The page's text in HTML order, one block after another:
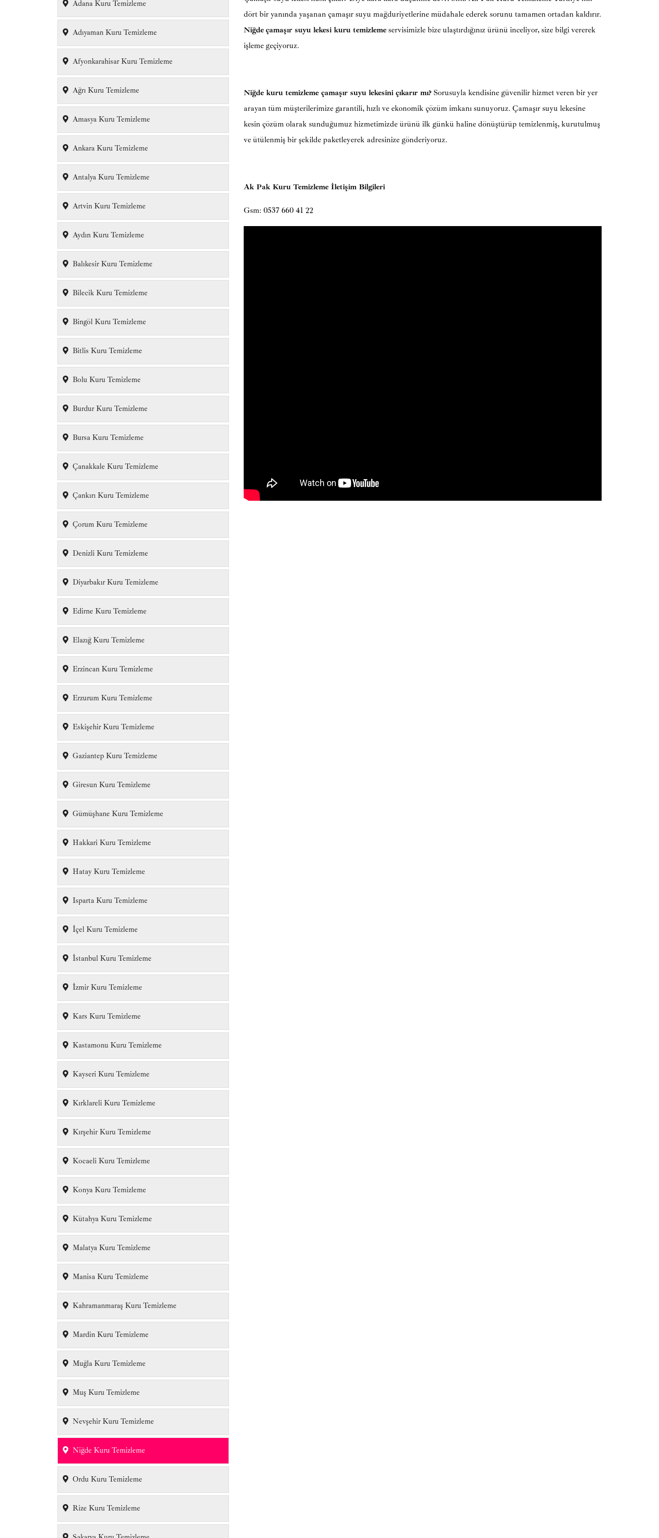
Adana Kuru Temizleme
Adıyaman Kuru Temizleme
Afyonkarahisar Kuru Temizleme
Ağrı Kuru Temizleme
Amasya Kuru Temizleme
Ankara Kuru Temizleme
Antalya Kuru Temizleme
Artvin Kuru Temizleme
Aydın Kuru Temizleme
Balıkesir Kuru Temizleme
Bilecik Kuru Temizleme
Bingöl Kuru Temizleme
Bitlis Kuru Temizleme
Bolu Kuru Temizleme
Burdur Kuru Temizleme
Bursa Kuru Temizleme
Çanakkale Kuru Temizleme
Çankırı Kuru Temizleme
Çorum Kuru Temizleme
Denizli Kuru Temizleme
Diyarbakır Kuru Temizleme
Edirne Kuru Temizleme
Elazığ Kuru Temizleme
Erzincan Kuru Temizleme
Erzurum Kuru Temizleme
Eskişehir Kuru Temizleme
Gaziantep Kuru Temizleme
Giresun Kuru Temizleme
Gümüşhane Kuru Temizleme
Hakkari Kuru Temizleme
Hatay Kuru Temizleme
Isparta Kuru Temizleme
İçel Kuru Temizleme
İstanbul Kuru Temizleme
İzmir Kuru Temizleme
Kars Kuru Temizleme
Kastamonu Kuru Temizleme
Kayseri Kuru Temizleme
Kırklareli Kuru Temizleme
Kırşehir Kuru Temizleme
Kocaeli Kuru Temizleme
Konya Kuru Temizleme
Kütahya Kuru Temizleme
Malatya Kuru Temizleme
Manisa Kuru Temizleme
Kahramanmaraş Kuru Temizleme
Mardin Kuru Temizleme
Muğla Kuru Temizleme
Muş Kuru Temizleme
Nevşehir Kuru Temizleme
Niğde Kuru Temizleme
Ordu Kuru Temizleme
Rize Kuru Temizleme
dört bir yanında yaşanan çamaşır suyu mağduriyetlerine müdahale ederek sorunu tamamen ortadan kaldırır.
Niğde çamaşır suyu lekesi kuru temizleme servisimizle bize ulaştırdığınız ürünü inceliyor, size bilgi vererek
işleme geçiyoruz.
Niğde kuru temizleme çamaşır suyu lekesini çıkarır mı? Sorusuyla kendisine güvenilir hizmet veren bir yer
arayan tüm müşterilerimize garantili, hızlı ve ekonomik çözüm imkanı sunuyoruz. Çamaşır suyu lekesine
kesin çözüm olarak sunduğumuz hizmetimizde ürünü ilk günkü haline dönüştürüp temizlenmiş, kurutulmuş
ve ütülenmiş bir şekilde paketleyerek adresinize gönderiyoruz.
Ak Pak Kuru Temizleme İletişim Bilgileri
Gsm: 0537 660 41 22